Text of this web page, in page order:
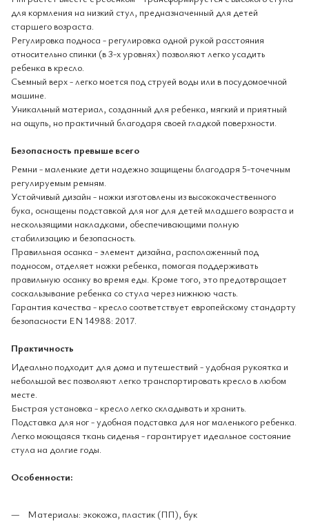
для кормления на низкий стул, предназначенный для детей
старшего возраста.
Регулировка подноса - регулировка одной рукой расстояния
относительно спинки (в 3-х уровнях) позволяют легко усадить
ребенка в кресло.
Съемный верх - легко моется под струей воды или в посудомоечной
машине.
Уникальный материал, созданный для ребенка, мягкий и приятный
на ощупь, но практичный благодаря своей гладкой поверхности.
Безопасность превыше всего
Ремни - маленькие дети надежно защищены благодаря 5-точечным
регулируемым ремням.
Устойчивый дизайн - ножки изготовлены из высококачественного
бука, оснащены подставкой для ног для детей младшего возраста и
нескользящими накладками, обеспечивающими полную
стабилизацию и безопасность.
Правильная осанка - элемент дизайна, расположенный под
подносом, отделяет ножки ребенка, помогая поддерживать
правильную осанку во время еды. Кроме того, это предотвращает
соскальзывание ребенка со стула через нижнюю часть.
Гарантия качества - кресло соответствует европейскому стандарту
безопасности EN 14988: 2017.
Практичность
Идеально подходит для дома и путешествий - удобная рукоятка и
небольшой вес позволяют легко транспортировать кресло в любом
месте.
Быстрая установка - кресло легко складывать и хранить.
Подставка для ног - удобная подставка для ног маленького ребенка.
Легко моющаяся ткань сиденья - гарантирует идеальное состояние
стула на долгие годы.
Особенности:
Материалы: экокожа, пластик (ПП), бук